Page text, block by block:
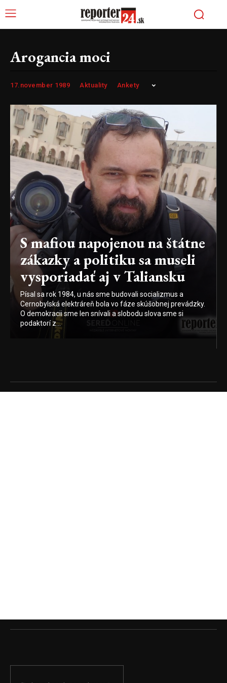
Arogancia moci
17.november 1989 Aktuality Ankety
S mafiou napojenou na štátne
zákazky a politiku sa museli
vysporiadať aj v Taliansku
Písal sa rok 1984, u nás sme budovali socializmus a
Cernobylská elektráreň bola vo fáze skúšobnej prevádzky.
O demokracii sme len snívali a slobodu slova sme si
podaktorí z...